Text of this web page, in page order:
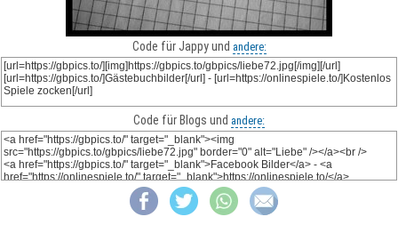
Code für Jappy und andere:
Code für Blogs und andere: